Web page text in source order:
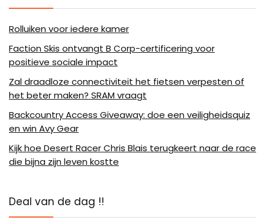
Rolluiken voor iedere kamer
Faction Skis ontvangt B Corp-certificering voor
positieve sociale impact
Zal draadloze connectiviteit het fietsen verpesten of
het beter maken? SRAM vraagt
Backcountry Access Giveaway: doe een veiligheidsquiz
en win Avy Gear
Kijk hoe Desert Racer Chris Blais terugkeert naar de race
die bijna zijn leven kostte
Deal van de dag !!